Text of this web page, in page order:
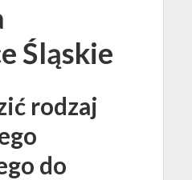
Śląskie
rodzaj
do